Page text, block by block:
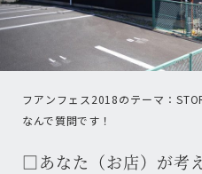
フアンフェス2018のテーマ：
なんで質問です！
□あなた（お店）が考